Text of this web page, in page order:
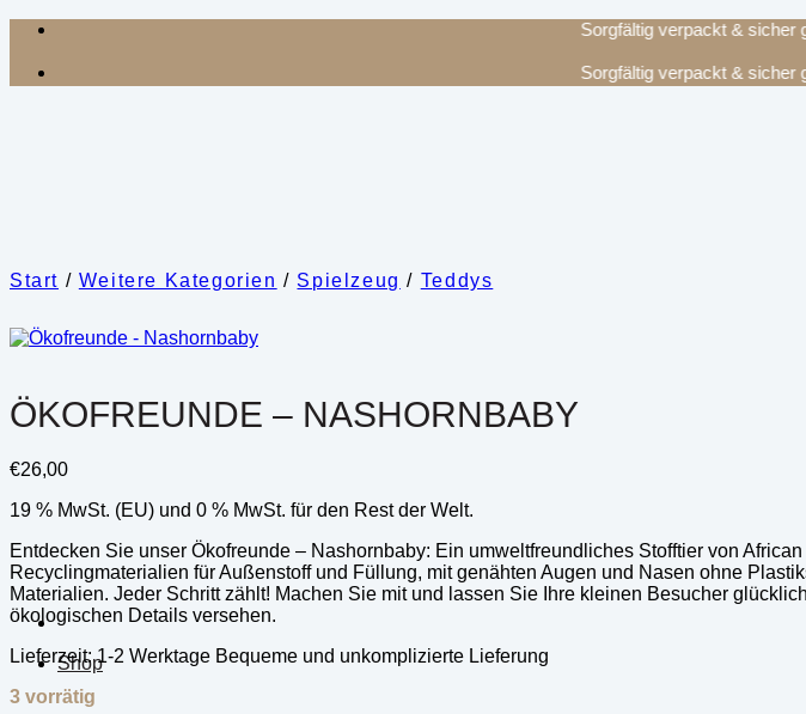
Zum
springen
Sorgfältig verpackt & sicher
Sorgfältig verpackt & sicher
Shop
Start / Weitere Kategorien / Spielzeug / Teddys
ÖKOFREUNDE – NASHORNBABY
€26,00
19 % MwSt. (EU) und 0 % MwSt. für den Rest der Welt.
Entdecken Sie unser Ökofreunde – Nashornbaby: Ein umweltfreundliches Stofftier von
Recyclingmaterialien für Außenstoff und Füllung, mit genähten Augen und Nasen ohne
Materialien. Jeder Schritt zählt! Machen Sie mit und lassen Sie Ihre kleinen Besucher
ökologischen Details versehen.
Lieferzeit:1-2 Werktage Bequeme und unkomplizierte Lieferung
3 vorrätig